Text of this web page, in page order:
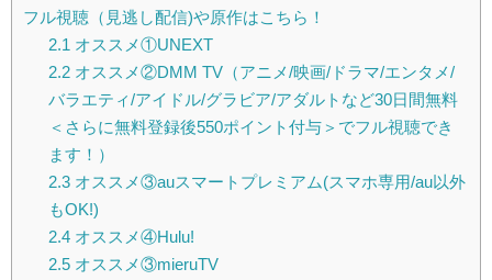
フル視聴（見逃し配信)や原作はこちら！
2.1 オススメ①UNEXT
2.2オススメ②DMM TV（アニメ/映画/ドラマ/エンタメ/
バラエティ/アイドル/グラビア/アダルトなど30日間無料
＜さらに無料登録後550ポイント付与＞でフル視聴でき
ます！）
2.3オススメ③auスマートプレミアム(スマホ専用/au以外
もOK!)
2.4オススメ④Hulu!
2.5オススメ③mieruTV